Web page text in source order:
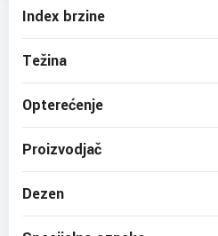
Index brzine
Težina
Opterećenje
Proizvodjač
Dezen